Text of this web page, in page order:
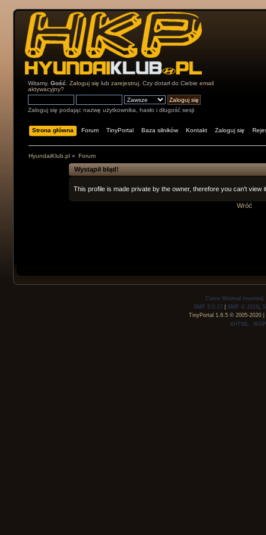
Witamy,Gość .Zaloguj się lubzarejestruj . Czy dotarł do Ciebieemail
aktywacyjny?
Zaloguj się podając nazwę użytkownika, hasło i długość sesji
Strona główna Forum TinyPortal Baza silników Kontakt Zaloguj się
HyundaiKlub.pl» Forum
Wystąpił błąd!
This profile is made private by the owner, therefore you can't view
Wróć
Curve Minimal
SMF 2.0.17 |SMF © 2019,
TinyPortal 1.6.5© 2005-2020|
XHTML